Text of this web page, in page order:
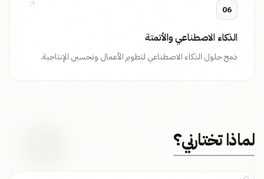
06
الذكاء الاصطناعي والأتمتة
دمج حلول الذكاء الاصطناعي لتطوير الأعمال وتحسين الإنتاجية.
لماذا تختارني؟